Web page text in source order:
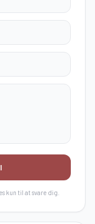
kun til at svare dig.